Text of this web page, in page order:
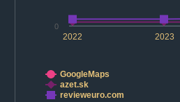
2022 2023
0
GoogleMaps
azet.sk
revieweuro.com